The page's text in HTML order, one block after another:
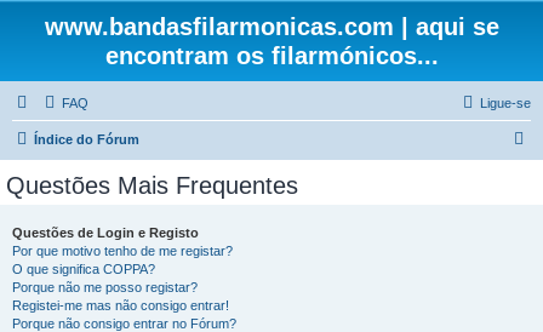
www.bandasfilarmonicas.com | aqui se
encontram os filarmónicos...
FAQ Ligue-se
Índice do Fórum
Questões Mais Frequentes
Questões de Login e Registo
Por que motivo tenho de me registar?
O que significa COPPA?
Porque não me posso registar?
Registei-me mas não consigo entrar!
Porque não consigo entrar no Fórum?